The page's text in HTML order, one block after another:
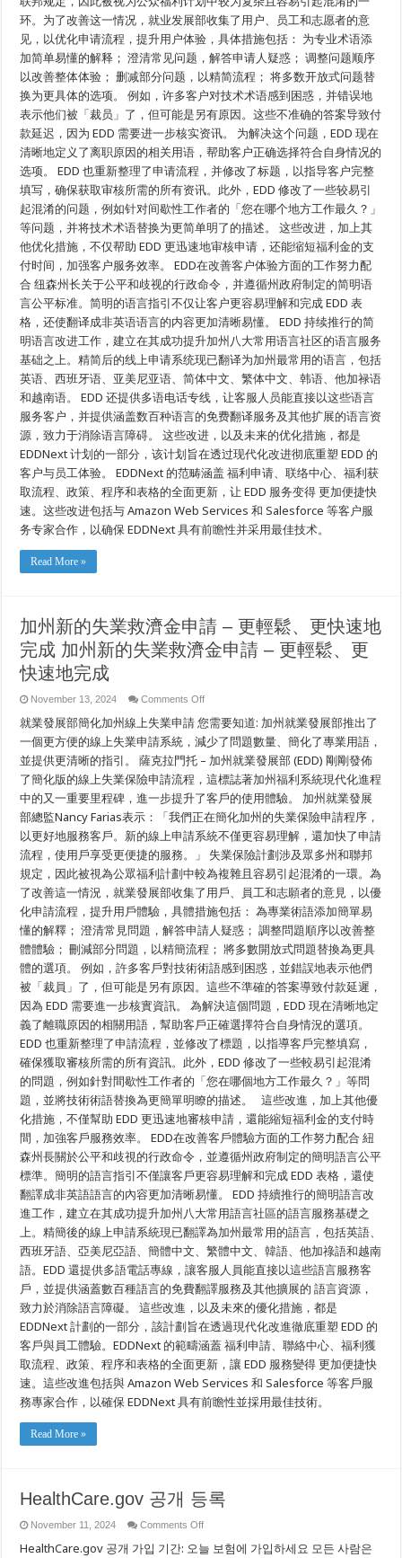
更
轻
松、
更
快
捷
地
完
成
加
州
新
版
失
业
救
济
金
申
请
表
–
更
轻
松、
更
快
捷
地
完
成
环。为了改善这一情况，就业发展部收集了用户、员工和志愿者的意
见，以优化申请流程，提升用户体验，具体措施包括： 为专业术语添
加简单易懂的解释； 澄清常见问题，解答申请人疑惑； 调整问题顺序
以改善整体体验； 删减部分问题，以精简流程； 将多数开放式问题替
换为更具体的选项。 例如，许多客户对技术术语感到困惑，并错误地
表示他们被「裁员」了，但可能是另有原因。这些不准确的答案导致付
款延迟，因为 EDD 需要进一步核实资讯。 为解决这个问题，EDD 现在
清晰地定义了离职原因的相关用语，帮助客户正确选择符合自身情况的
选项。 EDD 也重新整理了申请流程，并修改了标题，以指导客户完整
填写，确保获取审核所需的所有资讯。此外，EDD 修改了一些较易引
起混淆的问题，例如针对间歇性工作者的「您在哪个地方工作最久？」
等问题，并将技术术语替换为更简单明了的描述。 这些改进，加上其
他优化措施，不仅帮助 EDD 更迅速地审核申请，还能缩短福利金的支
付时间，加强客户服务效率。 EDD在改善客户体验方面的工作努力配
合 纽森州长关于公平和歧视的行政命令，并遵循州政府制定的简明语
言公平标准。简明的语言指引不仅让客户更容易理解和完成 EDD 表
格，还使翻译成非英语语言的内容更加清晰易懂。 EDD 持续推行的简
明语言改进工作，建立在其成功提升加州八大常用语言社区的语言服务
基础之上。精简后的线上申请系统现已翻译为加州最常用的语言，包括
英语、西班牙语、亚美尼亚语、简体中文、繁体中文、韩语、他加禄语
和越南语。 EDD 还提供多语电话专线，让客服人员能直接以这些语言
服务客户，并提供涵盖数百种语言的免费翻译服务及其他扩展的语言资
源，致力于消除语言障碍。 这些改进，以及未来的优化措施，都是
EDDNext 计划的一部分，该计划旨在透过现代化改进彻底重塑 EDD 的
客户与员工体验。 EDDNext 的范畴涵盖 福利申请、联络中心、福利获
取流程、政策、程序和表格的全面更新，让 EDD 服务变得 更加便捷快
速。这些改进包括与 Amazon Web Services 和 Salesforce 等客户服
务专家合作，以确保 EDDNext 具有前瞻性并采用最佳技术。
Read More »
加州新的失業救濟金申請 – 更輕鬆、更快速地
完成 加州新的失業救濟金申請 – 更輕鬆、更
快速地完成
November 13, 2024 Comments Offon
州
新
的
失
業
救
濟
金
申
請
更
輕
鬆、
更
快
速
地
完
成
加
州
新
的
失
救
濟
金
申
請
–
更
輕
鬆、
更
快
速
地
完
成
就業發展部簡化加州線上失業申請 您需要知道: 加州就業發展部推出了
一個更方便的線上失業申請系統，減少了問題數量、簡化了專業用語，
並提供更清晰的指引。 薩克拉門托 – 加州就業發展部 (EDD) 剛剛發佈
了簡化版的線上失業保險申請流程，這標誌著加州福利系統現代化進程
中的又一重要里程碑，進一步提升了客戶的使用體驗。 加州就業發展
部總監Nancy Farias表示：「我們正在簡化加州的失業保險申請程序，
以更好地服務客戶。新的線上申請系統不僅更容易理解，還加快了申請
流程，使用戶享受更便捷的服務。」 失業保險計劃涉及眾多州和聯邦
規定，因此被視為公眾福利計劃中較為複雜且容易引起混淆的一環。為
了改善這一情況，就業發展部收集了用戶、員工和志願者的意見，以優
化申請流程，提升用戶體驗，具體措施包括： 為專業術語添加簡單易
懂的解釋； 澄清常見問題，解答申請人疑惑； 調整問題順序以改善整
體體驗； 刪減部分問題，以精簡流程； 將多數開放式問題替換為更具
體的選項。 例如，許多客戶對技術術語感到困惑，並錯誤地表示他們
被「裁員」了，但可能是另有原因。這些不準確的答案導致付款延遲，
因為 EDD 需要進一步核實資訊。 為解決這個問題，EDD 現在清晰地定
義了離職原因的相關用語，幫助客戶正確選擇符合自身情況的選項。
EDD 也重新整理了申請流程，並修改了標題，以指導客戶完整填寫，
確保獲取審核所需的所有資訊。此外，EDD 修改了一些較易引起混淆
的問題，例如針對間歇性工作者的「您在哪個地方工作最久？」等問
題，並將技術術語替換為更簡單明瞭的描述。 這些改進，加上其他優
化措施，不僅幫助 EDD 更迅速地審核申請，還能縮短福利金的支付時
間，加強客戶服務效率。 EDD在改善客戶體驗方面的工作努力配合 紐
森州長關於公平和歧視的行政命令，並遵循州政府制定的簡明語言公平
標準。簡明的語言指引不僅讓客戶更容易理解和完成 EDD 表格，還使
翻譯成非英語語言的內容更加清晰易懂。 EDD 持續推行的簡明語言改
進工作，建立在其成功提升加州八大常用語言社區的語言服務基礎之
上。精簡後的線上申請系統現已翻譯為加州最常用的語言，包括英語、
西班牙語、亞美尼亞語、簡體中文、繁體中文、韓語、他加祿語和越南
語。EDD 還提供多語電話專線，讓客服人員能直接以這些語言服務客
戶，並提供涵蓋數百種語言的免費翻譯服務及其他擴展的 語言資源，
致力於消除語言障礙。 這些改進，以及未來的優化措施，都是
EDDNext 計劃的一部分，該計劃旨在透過現代化改進徹底重塑 EDD 的
客戶與員工體驗。EDDNext 的範疇涵蓋 福利申請、聯絡中心、福利獲
取流程、政策、程序和表格的全面更新，讓 EDD 服務變得 更加便捷快
速。這些改進包括與 Amazon Web Services 和 Salesforce 等客戶服
務專家合作，以確保 EDDNext 具有前瞻性並採用最佳技術。
Read More »
HealthCare.gov 공개 등록
November 11, 2024 Comments Offon
공
HealthCare.gov 공개 가입 기간: 오늘 보험에 가입하세요 모든 사람은